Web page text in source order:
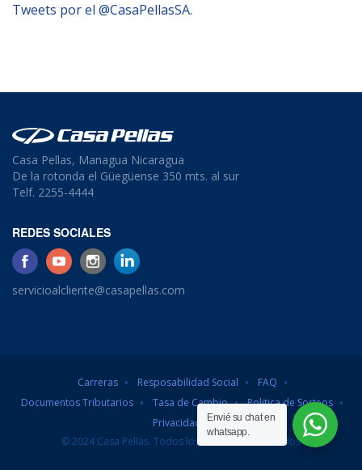
Tweets por el @CasaPellasSA.
Casa Pellas, Managua Nicaragua
De la rotonda el Güegüense 350 mts. al sur
Telf. 2255-4444
REDES SOCIALES
servicioalcliente@casapellas.com
Carreras Resposabilidad Social
FAQ
Documentos Tributarios
Tasa de Cambio
Politica de Sorteos
Privacidad
© 2024 Casa Pellas. Todos los derechos reservados
Envié su chat en
whatsapp.